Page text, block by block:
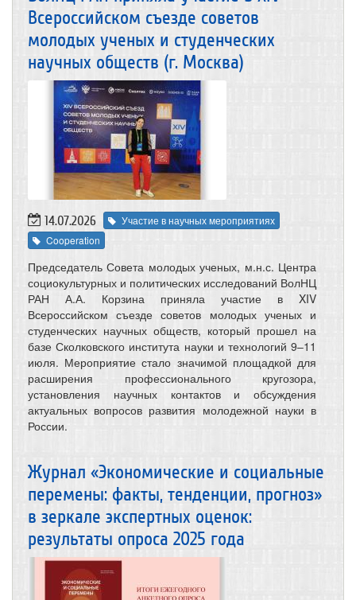
Всероссийском съезде советов
молодых ученых и студенческих
научных обществ (г. Москва)
14.07.2026
Участие в научных мероприятиях
Cooperation
Председатель Совета молодых ученых, м.н.с. Центра
социокультурных и политических исследований ВолНЦ
РАН А.А. Корзина приняла участие в XIV
Всероссийском съезде советов молодых ученых и
студенческих научных обществ, который прошел на
базе Сколковского института науки и технологий 9–11
июля. Мероприятие стало значимой площадкой для
расширения профессионального кругозора,
установления научных контактов и обсуждения
актуальных вопросов развития молодежной науки в
России.
Журнал «Экономические и социальные
перемены: факты, тенденции, прогноз»
в зеркале экспертных оценок:
результаты опроса 2025 года